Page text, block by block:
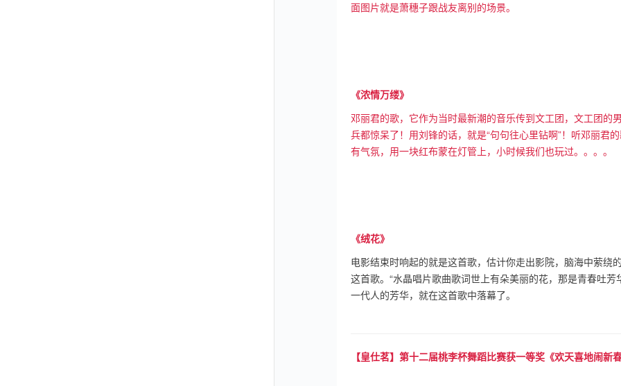
面图片就是萧穗子跟战友离别的场景。
《浓情万缕》
邓丽君的歌，它作为当时最新潮的音乐传到文工团，文工团的
兵都惊呆了！用刘锋的话，就是“句句往心里钻啊”！听邓丽君
有气氛，用一块红布蒙在灯管上，小时候我们也玩过。。。。
《绒花》
电影结束时响起的就是这首歌，估计你走出影院，脑海中萦绕
这首歌。“水晶唱片歌曲歌词世上有朵美丽的花，那是青春吐芳
一代人的芳华，就在这首歌中落幕了。
【皇仕茗】第十二届桃李杯舞蹈比赛获一等奖《欢天喜地闹新